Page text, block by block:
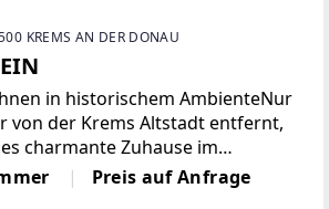
KREMS AN DER DONAU
in historischem AmbienteNur
von der Krems Altstadt entfernt,
charmante Zuhause im
Rehberg. In eindrucksvoller Lage
Winzerhaus auf 104qm
Preis auf Anfrage